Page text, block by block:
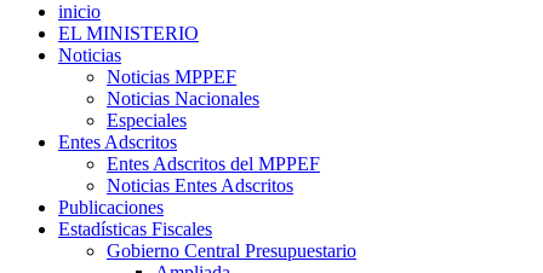
inicio
EL MINISTERIO
Noticias
Noticias MPPEF
Noticias Nacionales
Especiales
Entes Adscritos
Entes Adscritos del MPPEF
Noticias Entes Adscritos
Publicaciones
Estadísticas Fiscales
Gobierno Central Presupuestario